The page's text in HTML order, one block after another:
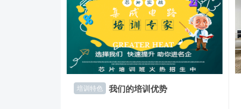
培训特色 我们的培训优势